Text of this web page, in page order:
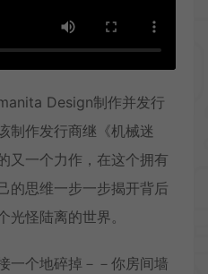
Design制作并发行
制作发行商继《机械迷
又一个力作，在这个拥有
的思维一步一步揭开背后
光怪陆离的世界。
一个地碎掉－－你房间墙